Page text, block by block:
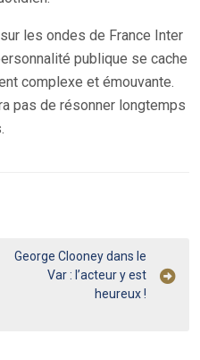
les ondes de France Inter
publique se cache
complexe et émouvante.
pas de résonner longtemps
George Clooney dans le
Var : l’acteur y est
heureux !